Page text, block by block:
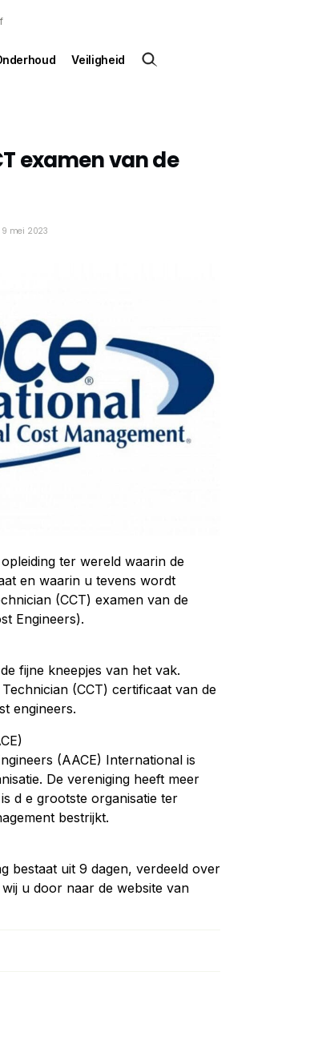
Veiligheid
examen van de
mei 2023
ter wereld waarin de
en waarin u tevens wordt
(CCT) examen van de
Engineers).
fijne kneepjes van het vak.
(CCT) certificaat van de
engineers.
(AACE) International is
De vereniging heeft meer
d e grootste organisatie ter
bestrijkt.
bestaat uit 9 dagen, verdeeld over
u door naar de website van